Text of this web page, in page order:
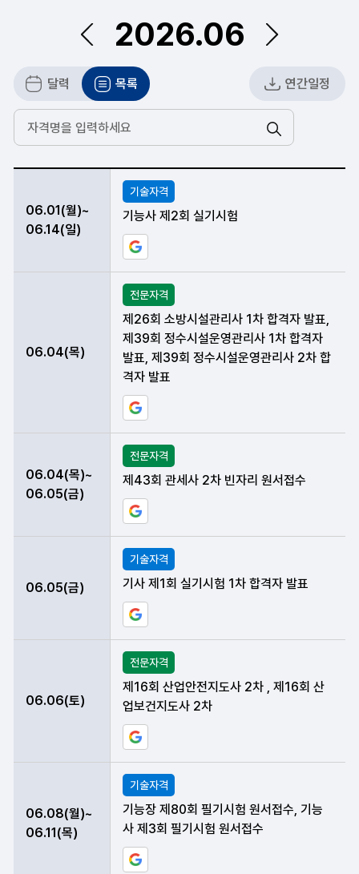
달력 목록 연간일정
이전 2026.06 다음
검색
2026년 06 월 시험일정 안내표
06.01(월)~
06.14(일)
기술자격
기능사 제2회 실기시험
구글 일정에 현재 데이터 등록하기
06.04(목)
전문자격
제26회 소방시설관리사 1차 합격자 발표,
제39회 정수시설운영관리사 1차 합격자
발표, 제39회 정수시설운영관리사 2차 합
격자 발표
구글 일정에 현재 데이터 등록하기
06.04(목)~
06.05(금)
전문자격
제43회 관세사 2차 빈자리 원서접수
구글 일정에 현재 데이터 등록하기
06.05(금)
기술자격
기사 제1회 실기시험 1차 합격자 발표
구글 일정에 현재 데이터 등록하기
06.06(토)
전문자격
제16회 산업안전지도사 2차 , 제16회 산
업보건지도사 2차
구글 일정에 현재 데이터 등록하기
06.08(월)~
06.11(목)
기술자격
기능장 제80회 필기시험 원서접수, 기능
사 제3회 필기시험 원서접수
구글 일정에 현재 데이터 등록하기